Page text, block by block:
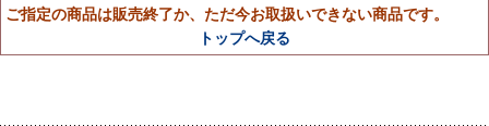
ご指定の商品は販売終了か、ただ今お取扱いできない商品です。
トップへ戻る